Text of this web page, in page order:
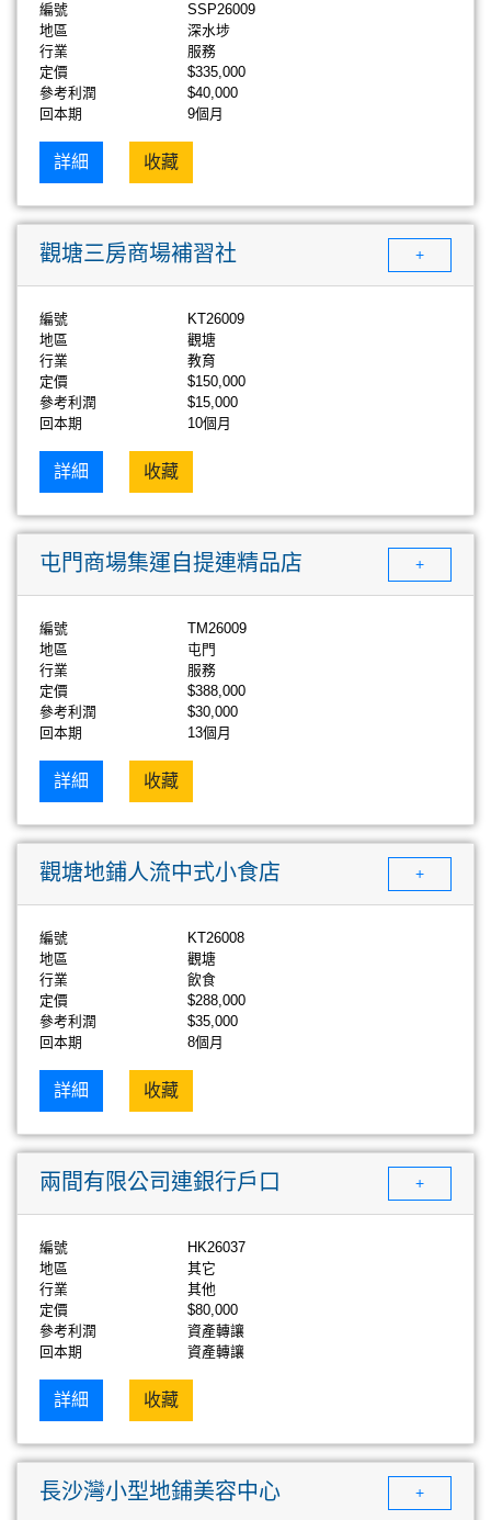
編號
SSP26009
地區
深水埗
行業
服務
定價
$335,000
參考利潤
$40,000
回本期
9個月
詳細 收藏
觀塘三房商場補習社 +
編號
KT26009
地區
觀塘
行業
教育
定價
$150,000
參考利潤
$15,000
回本期
10個月
詳細 收藏
屯門商場集運自提連精品店 +
編號
TM26009
地區
屯門
行業
服務
定價
$388,000
參考利潤
$30,000
回本期
13個月
詳細 收藏
觀塘地鋪人流中式小食店 +
編號
KT26008
地區
觀塘
行業
飲食
定價
$288,000
參考利潤
$35,000
回本期
8個月
詳細 收藏
兩間有限公司連銀行戶口 +
編號
HK26037
地區
其它
行業
其他
定價
$80,000
參考利潤
資產轉讓
回本期
資產轉讓
詳細 收藏
長沙灣小型地鋪美容中心 +